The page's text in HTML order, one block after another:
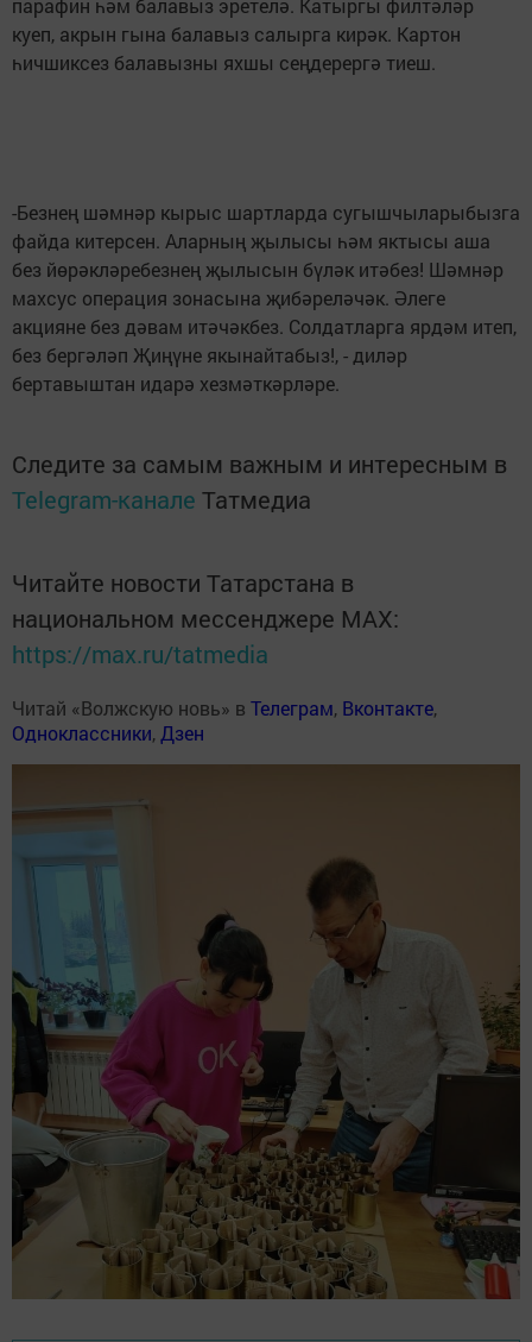
парафин һәм балавыз эретелә. Катыргы филтәләр
куеп, акрын гына балавыз салырга кирәк. Картон
һичшиксез балавызны яхшы сеңдерергә тиеш.
-Безнең шәмнәр кырыс шартларда сугышчыларыбызга
файда китерсен. Аларның җылысы һәм яктысы аша
без йөрәкләребезнең җылысын бүләк итәбез! Шәмнәр
махсус операция зонасына җибәреләчәк. Әлеге
акцияне без дәвам итәчәкбез. Солдатларга ярдәм итеп,
без бергәләп Җиңүне якынайтабыз!, - диләр
бертавыштан идарә хезмәткәрләре.
Следите за самым важным и интересным в
Telegram-канале Татмедиа
Читайте новости Татарстана в
национальном мессенджере MАХ:
https://max.ru/tatmedia
Читай «Волжскую новь» в Телеграм, Вконтакте,
Одноклассники, Дзен